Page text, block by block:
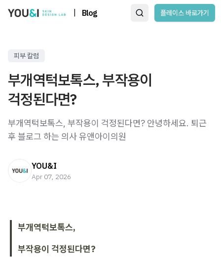
Blog 플레이스 바로가기
피부 칼럼
부개역턱보톡스, 부작용이
걱정된다면?
부개역턱보톡스, 부작용이 걱정된다면? 안녕하세요. 퇴근
후 블로그 하는 의사 유앤아이의원
YOU&I
Apr 07, 2026
부개역턱보톡스,
부작용이 걱정된다면?